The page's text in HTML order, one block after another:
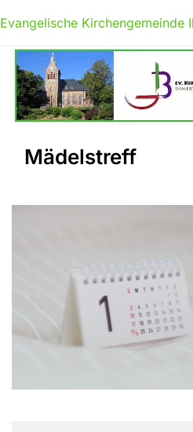
Evangelische Kirchengemeinde
Mädelstreff